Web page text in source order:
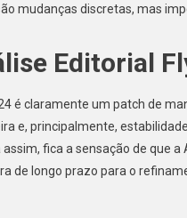
mudanças discretas, mas
Editorial
é claramente um patch de
e, principalmente,
fica a sensação de que
de longo prazo para o